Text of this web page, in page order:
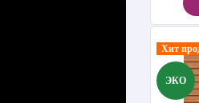
Хит
ЭКО